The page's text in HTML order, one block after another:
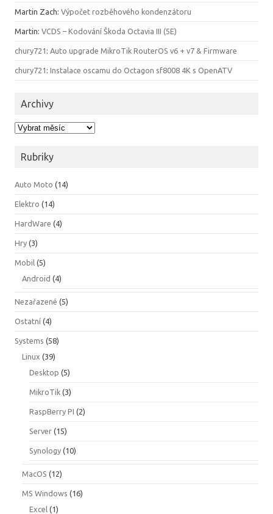
Martin Zach: Výpočet rozběhového kondenzátoru
Martin: VCDS – Kodování Škoda Octavia III (5E)
chury721 : Auto upgrade MikroTik RouterOS v6 + v7 & Firmware
chury721 : Instalace oscamu do Octagon sf8008 4K s OpenATV
Archivy
Archivy
Rubriky
Auto Moto (14)
Elektro (14)
HardWare (4)
Hry (3)
Mobil (5)
Android (4)
Nezařazené (5)
Ostatní (4)
Systems (58)
Linux (39)
Desktop (5)
MikroTik (3)
RaspBerry PI (2)
Server (15)
Synology (10)
MacOS (12)
MS Windows (16)
Excel (1)